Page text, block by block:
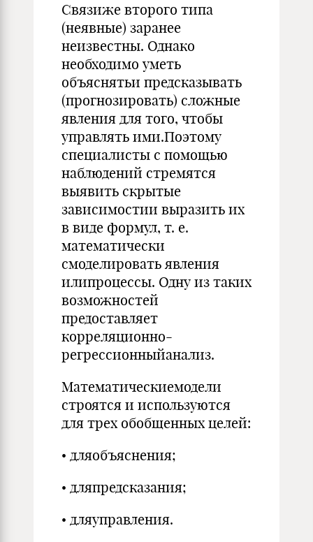
Связиже второго типа
(неявные) заранее
неизвестны. Однако
необходимо уметь
объяснятьи предсказывать
(прогнозировать) сложные
явления для того, чтобы
управлять ими.Поэтому
специалисты с помощью
наблюдений стремятся
выявить скрытые
зависимостии выразить их
в виде формул, т. е.
математически
смоделировать явления
илипроцессы. Одну из таких
возможностей
предоставляет
корреляционно-
регрессионныйанализ.
Математическиемодели
строятся и используются
для трех обобщенных целей:
• дляобъяснения;
• дляпредсказания;
• дляуправления.